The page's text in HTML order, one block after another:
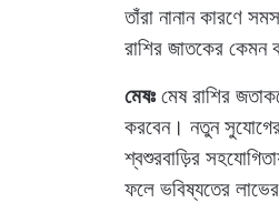
তাঁরা নানান কারণে
রাশির জাতকের কেমন
মেষঃ মেষ রাশির
করবেন। নতুন সুযোগের
শ্বশুরবাড়ির
ফলে ভবিষ্যতের